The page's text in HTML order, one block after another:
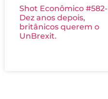
Shot Econômico #582-
Dez anos depois,
britânicos querem o
UnBrexit.